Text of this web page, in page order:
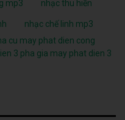
mp3 nhạc thu hiền
nhạc chế linh mp3
cu may phat dien cong
3 pha gia may phat dien 3